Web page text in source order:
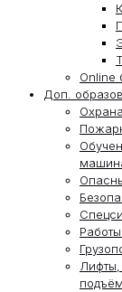
Online
Доп.